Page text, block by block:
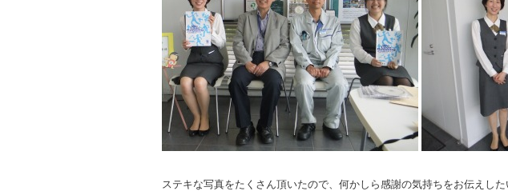
ステキな写真をたくさん頂いたので、何かしら感謝の気持ちをお伝えした